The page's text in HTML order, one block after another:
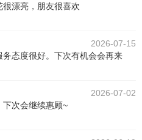
漂亮，朋友很喜欢
2026-07-15
态度很好。下次有机会会再来
2026-07-02
下次会继续惠顾~